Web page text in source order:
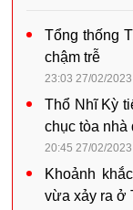
Tổng thống
chậm trễ
23:03 27/02/2023
Thổ Nhĩ Kỳ
chục tòa nhà
20:45 27/02/2023
Khoảnh
vừa xảy ra ở